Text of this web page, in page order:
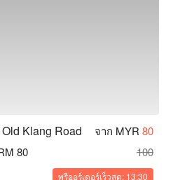
Klang Road จาก MYR 80
80
100
พรีออร์เดอร์เร็วสุด: 13:30